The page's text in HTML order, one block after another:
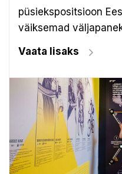
püsiekspositsioon
väiksemad
Vaata lisaks